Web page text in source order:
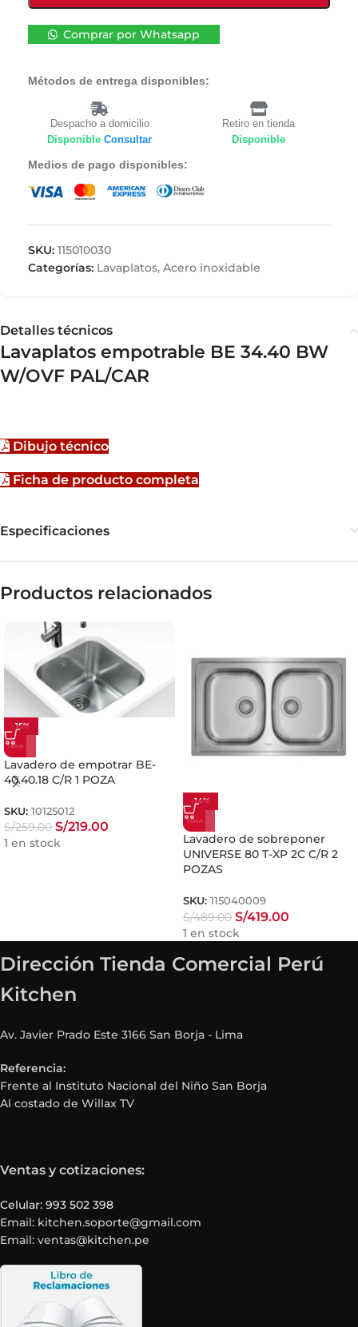
Comprar por Whatsapp
Métodos de entrega disponibles:
Despacho a domicilio
Disponible Consultar
Retiro en tienda
Disponible
Medios de pago disponibles:
SKU: 115010030
Categorías: Lavaplatos, Acero inoxidable
Detalles técnicos
Lavaplatos empotrable BE 34.40 BW
W/OVF PAL/CAR
Dibujo técnico
Ficha de producto completa
Especificaciones
Productos relacionados
-15%
Lavadero de empotrar BE-
40.40.18 C/R 1 POZA
SKU: 10125012
S/259.00 S/219.00
1 en stock
-14%
Lavadero de sobreponer
UNIVERSE 80 T-XP 2C C/R 2
POZAS
SKU: 115040009
S/489.00 S/419.00
1 en stock
Dirección Tienda Comercial Perú
Kitchen
Av. Javier Prado Este 3166 San Borja - Lima
Referencia:
Frente al Instituto Nacional del Niño San Borja
Al costado de Willax TV
Ventas y cotizaciones:
Celular: 993 502 398
Email: kitchen.soporte@gmail.com
Email: ventas@kitchen.pe